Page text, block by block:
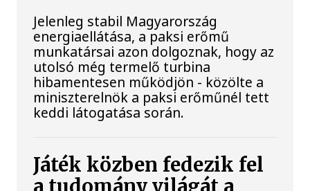
Jelenleg stabil Magyarország
energiaellátása, a paksi erőmű
munkatársai azon dolgoznak, hogy az
utolsó még termelő turbina
hibamentesen működjön - közölte a
miniszterelnök a paksi erőműnél tett
keddi látogatása során.
Játék közben fedezik fel